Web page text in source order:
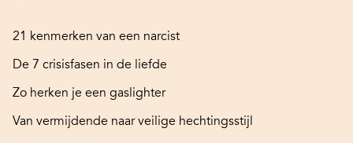
21 kenmerken van een narcist
De 7 crisisfasen in de liefde
Zo herken je een gaslighter
Van vermijdende naar veilige hechtingsstijl